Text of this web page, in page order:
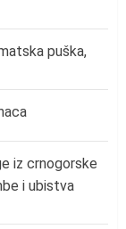
puška,
iz crnogorske
i ubistva